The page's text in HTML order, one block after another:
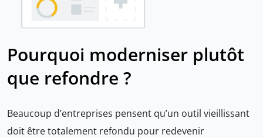
Pourquoi moderniser plutôt
que refondre ?
Beaucoup d’entreprises pensent qu’un outil vieillissant
doit être totalement refondu pour redevenir